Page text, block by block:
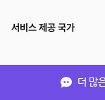
더 많
서비스 제공 국가
(주)NSPACE 사업자정